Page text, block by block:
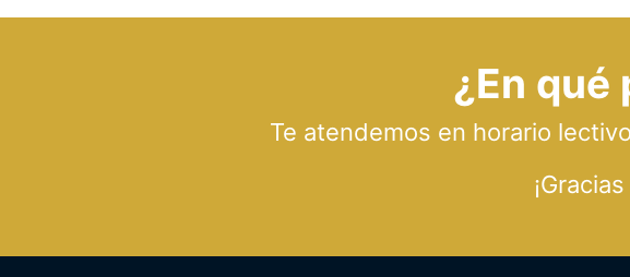
¿En qué
Te atendemos en horario